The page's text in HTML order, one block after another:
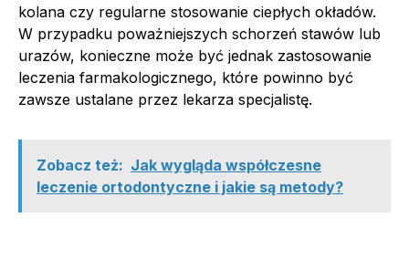
kolana czy regularne stosowanie ciepłych okładów.
W przypadku poważniejszych schorzeń stawów lub
urazów, konieczne może być jednak zastosowanie
leczenia farmakologicznego, które powinno być
zawsze ustalane przez lekarza specjalistę.
Zobacz też: Jak wygląda współczesne
leczenie ortodontyczne i jakie są metody?